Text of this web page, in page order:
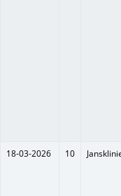
18-03-2026 10